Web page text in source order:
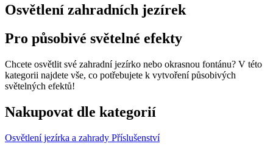
Osvětlení zahradních jezírek
Pro působivé světelné efekty
Chcete osvětlit své zahradní jezírko nebo okrasnou fontánu? V této
kategorii najdete vše, co potřebujete k vytvoření působivých
světelných efektů!
Nakupovat dle kategorií
Osvětlení jezírka a zahrady Příslušenství